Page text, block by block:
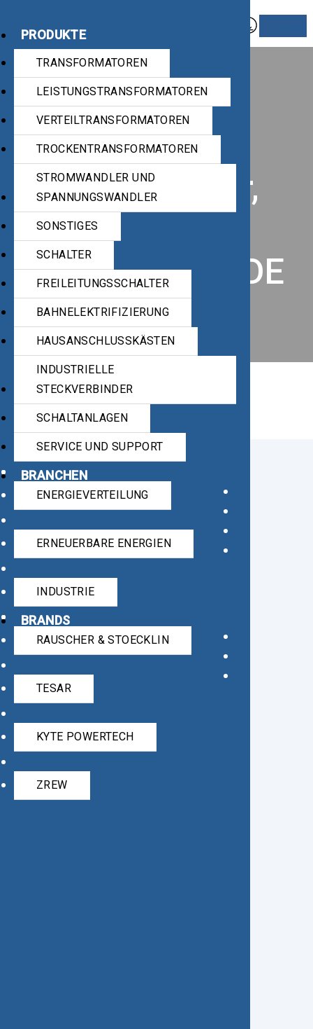
PRODUKTE
TRANSFORMATOREN
LEISTUNGSTRANSFORMATOREN
VERTEILTRANSFORMATOREN
TROCKENTRANSFORMATOREN
STROMWANDLER UND
SPANNUNGSWANDLER
SONSTIGES
SCHALTER
FREILEITUNGSSCHALTER
BAHNELEKTRIFIZIERUNG
HAUSANSCHLUSSKÄSTEN
INDUSTRIELLE
STECKVERBINDER
SCHALTANLAGEN
SERVICE UND SUPPORT
BRANCHEN
ENERGIEVERTEILUNG
ERNEUERBARE ENERGIEN
INDUSTRIE
BRANDS
RAUSCHER & STOECKLIN
TESAR
KYTE POWERTECH
ZREW
Industrielle
elektrische
Steckverbinder,
Technische
Daten, C-Line, DE
6. Mai 2020 ByIsabella Furrer